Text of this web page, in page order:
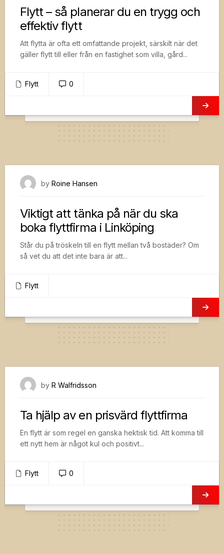
Flytt – så planerar du en trygg och
effektiv flytt
Att flytta är ofta ett omfattande projekt, särskilt när det
gäller flytt till eller från en fastighet som villa, gård...
Flytt 0
by Roine Hansen
Viktigt att tänka på när du ska
boka flyttfirma i Linköping
Står du på tröskeln till en flytt mellan två bostäder? Om
så vet du att det inte bara är att...
Flytt
by R Walfridsson
Ta hjälp av en prisvärd flyttfirma
En flytt är som regel en ganska hektisk tid. Att komma till
ett nytt hem är något kul och positivt...
Flytt 0